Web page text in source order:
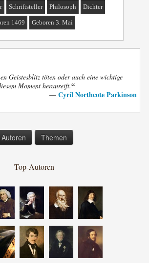
Schriftsteller Philosoph Dichter
1469 Geboren 3. Mai
Geistesblitz töten oder auch eine wichtige
Moment heranreift.“
— Cyril Northcote Parkinson
Autoren Themen
Top-Autoren